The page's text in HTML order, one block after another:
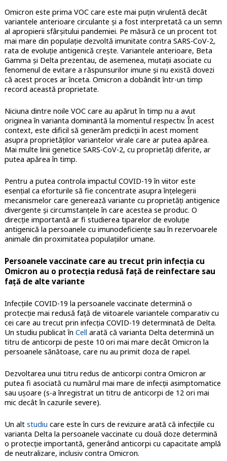
Omicron este prima VOC care este mai puțin virulentă decât
variantele anterioare circulante și a fost interpretată ca un semn
al apropierii sfârșitului pandemiei. Pe măsură ce un procent tot
mai mare din populație dezvoltă imunitate contra SARS-CoV-2,
rata de evoluție antigenică crește. Variantele anterioare, Beta
Gamma și Delta prezentau, de asemenea, mutații asociate cu
fenomenul de evitare a răspunsurilor imune și nu există dovezi
că acest proces ar înceta. Omicron a dobândit într-un timp
record această proprietate.
Niciuna dintre noile VOC care au apărut în timp nu a avut
originea în varianta dominantă la momentul respectiv. În acest
context, este dificil să generăm predicții în acest moment
asupra proprietăților variantelor virale care ar putea apărea.
Mai multe linii genetice SARS-CoV-2, cu proprietăți diferite, ar
putea apărea în timp.
Pentru a putea controla impactul COVID-19 în viitor este
esențial ca eforturile să fie concentrate asupra înțelegerii
mecanismelor care generează variante cu proprietăți antigenice
divergente și circumstanțele în care acestea se produc. O
direcție importantă ar fi studierea tiparelor de evoluție
antigenică la persoanele cu imunodeficiențe sau în rezervoarele
animale din proximitatea populațiilor umane.
Persoanele vaccinate care au trecut prin infecția cu
Omicron au o protecția redusă față de reinfectare sau
față de alte variante
Infecțiile COVID-19 la persoanele vaccinate determină o
protecție mai redusă față de viitoarele variantele comparativ cu
cei care au trecut prin infecția COVID-19 determinată de Delta.
Un studiu publicat în Cell arată că varianta Delta determină un
titru de anticorpi de peste 10 ori mai mare decât Omicron la
persoanele sănătoase, care nu au primit doza de rapel.
Dezvoltarea unui titru redus de anticorpi contra Omicron ar
putea fi asociată cu numărul mai mare de infecții asimptomatice
sau ușoare (s-a înregistrat un titru de anticorpi de 12 ori mai
mic decât în cazurile severe).
Un alt studiu care este în curs de revizuire arată că infecțiile cu
varianta Delta la persoanele vaccinate cu două doze determină
o protecție importantă, generând anticorpi cu capacitate amplă
de neutralizare, inclusiv contra Omicron.